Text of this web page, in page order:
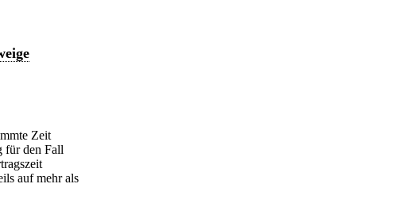
Zeit
für den Fall
auf mehr als